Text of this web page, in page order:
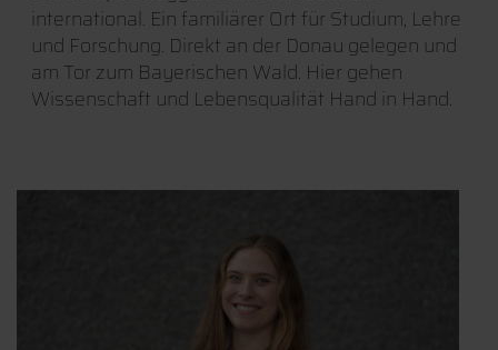
international. Ein familiärer Ort für Studium, Lehre
und Forschung. Direkt an der Donau gelegen und
am Tor zum Bayerischen Wald. Hier gehen
Wissenschaft und Lebensqualität Hand in Hand.